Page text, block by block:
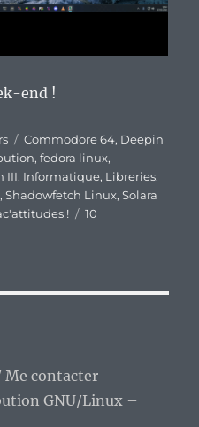
end !
Étiquettes
Commodore 64, Deepin
,fedora linux,
III, Informatique, Libreries,
,Shadowfetch Linux,Solara
!
10
Me contacter
GNU/Linux –